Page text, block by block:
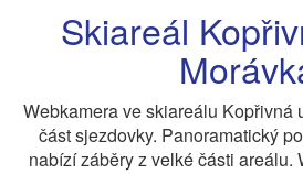
Skiareál
Webkamera ve skiareálu Kopřivná
část sjezdovky. Panoramatický
nabízí záběry z velké části areálu.